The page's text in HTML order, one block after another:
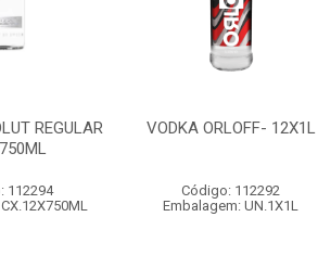
REGULAR
112294
VODKA ORLOFF- 12X1L
Código: 112292
Embalagem: UN.1X1L